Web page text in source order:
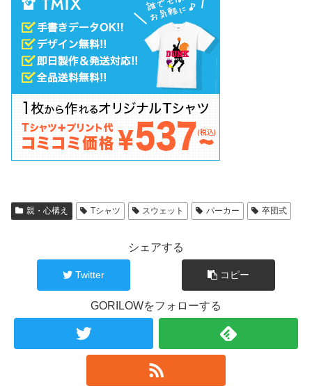
親・心構え Tシャツ スウェット パーカー 卒団式
シェアする
Twitter コピー
GORILOWをフォローする